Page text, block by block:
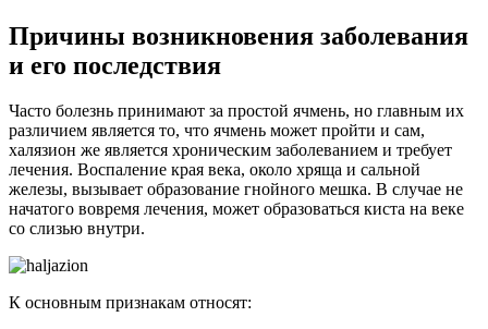
Причины возникновения заболевания
и его последствия
Часто болезнь принимают за простой ячмень, но главным их
различием является то, что ячмень может пройти и сам,
халязион же является хроническим заболеванием и требует
лечения. Воспаление края века, около хряща и сальной
железы, вызывает образование гнойного мешка. В случае не
начатого вовремя лечения, может образоваться киста на веке
со слизью внутри.
К основным признакам относят: